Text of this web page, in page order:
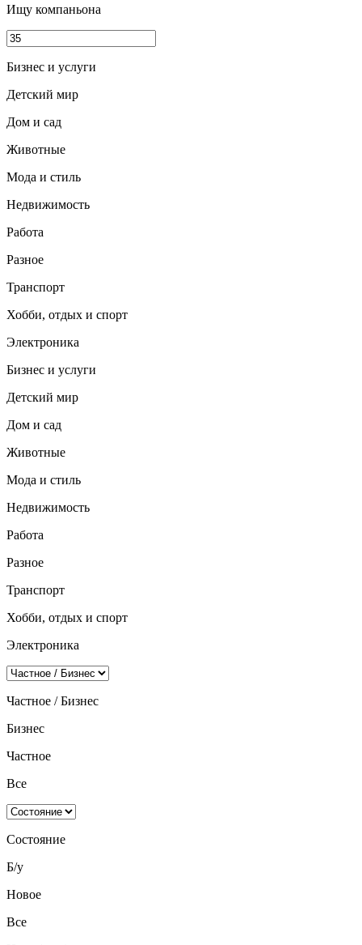
Ищу компаньона
Бизнес и услуги
Детский мир
Дом и сад
Животные
Мода и стиль
Недвижимость
Работа
Разное
Транспорт
Хобби, отдых и спорт
Электроника
Бизнес и услуги
Детский мир
Дом и сад
Животные
Мода и стиль
Недвижимость
Работа
Разное
Транспорт
Хобби, отдых и спорт
Электроника
Частное / Бизнес
Бизнес
Частное
Все
Состояние
Б/у
Новое
Все